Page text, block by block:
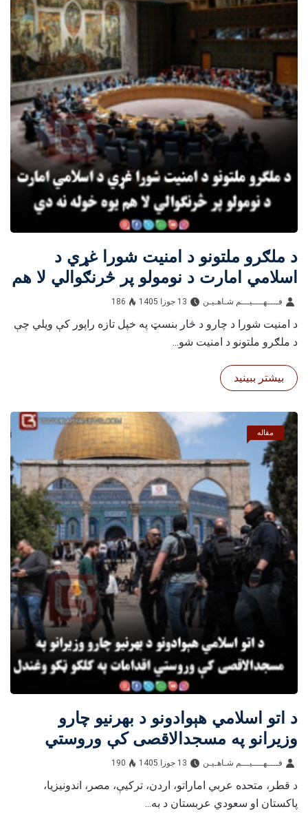
د ملګرو ملتونو د امنیت شورا غړي د
اسلامي امارت د نومولو پر څرنګوالي لا هم
یوه خوله نه دي
فــــهــــيـــم شـاهـیـن‎‎ 13 جوزا 1405 186
د امنیت شورا د چارو د څار بنسټ په خپل تازه راپور کې ویلي چې
د ملګرو ملتونو د امنیت شو...
بیشتر ببینید
مقاله
د اتو اسلامي هېوادونو د بهرنیو چارو
وزیرانو په مسجدالاقصی کې وروستي
اقدامات په کلکو ټکو وغندل
فــــهــــيـــم شـاهـیـن‎‎ 13 جوزا 1405 190
د قطر، متحده عربي اماراتو، اردن، ترکیې، مصر، اندونیزیا،
پاکستان او سعودي عربستان د به...